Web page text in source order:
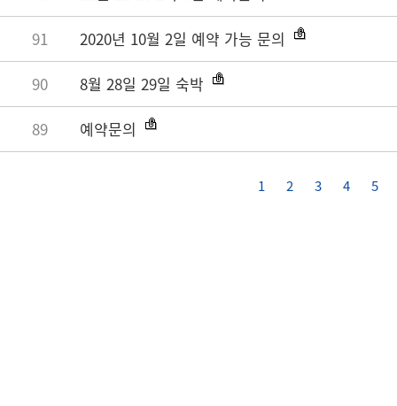
91 2020년 10월 2일 예약 가능 문의
90 8월 28일 29일 숙박
89 예약문의
1 2 3 4 5